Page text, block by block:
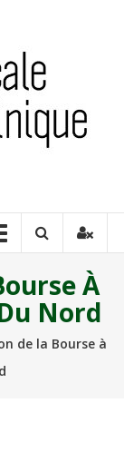
À
Nord
de la Bourse à